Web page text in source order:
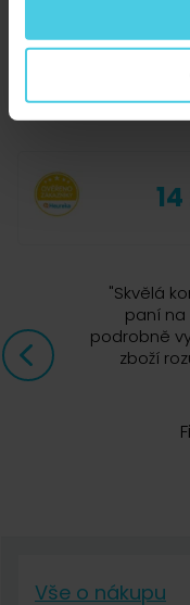
23. 9. 2017
Dobré na kapučíno
je ideální - v nejvyšší
15. 7. 2016
Dobrý
okraj - v
"Skvělá
paní
podrobně
zboží
Vše o nákupu